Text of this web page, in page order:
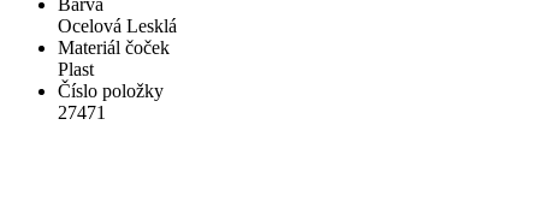
Barva
Ocelová Lesklá
Materiál čoček
Plast
Číslo položky
27471